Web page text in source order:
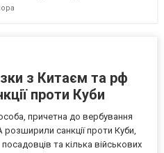
з Китаєм та рф
проти Куби
причетна до вербування
розширили санкції проти Куби,
та кілька військових